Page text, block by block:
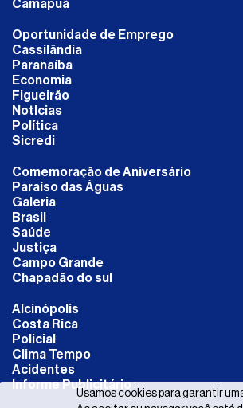
Camapuã
Oportunidade de Emprego
Cassilândia
Paranaíba
Economia
Figueirão
NotÍcias
Política
Sicredi
Comemoração de Aniversário
Paraíso das Águas
Galeria
Brasil
Saúde
Justiça
Campo Grande
Chapadão do sul
Alcinópolis
Costa Rica
Policial
Clima Tempo
Acidentes
Informe Publicitário
Usamos cookies para garantir